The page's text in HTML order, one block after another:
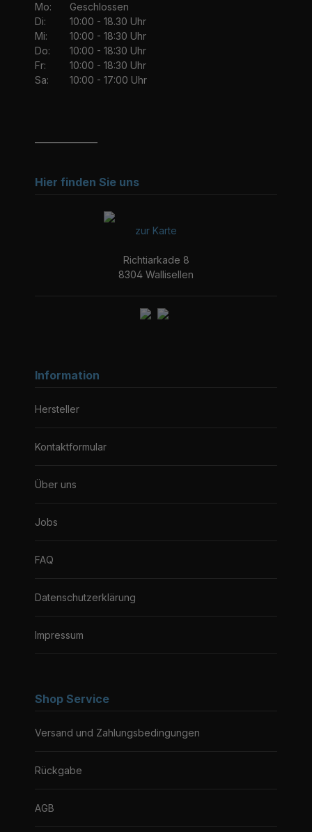
Mo:
Geschlossen
Di:
10:00 - 18.30 Uhr
Mi:
10:00 - 18:30 Uhr
Do:
10:00 - 18:30 Uhr
Fr:
10:00 - 18:30 Uhr
Sa:
10:00 - 17:00 Uhr
Hier finden Sie uns
zur Karte
Richtiarkade 8
8304 Wallisellen
Information
Hersteller
Kontaktformular
Über uns
Jobs
FAQ
Datenschutzerklärung
Impressum
Shop Service
Versand und Zahlungsbedingungen
Rückgabe
AGB